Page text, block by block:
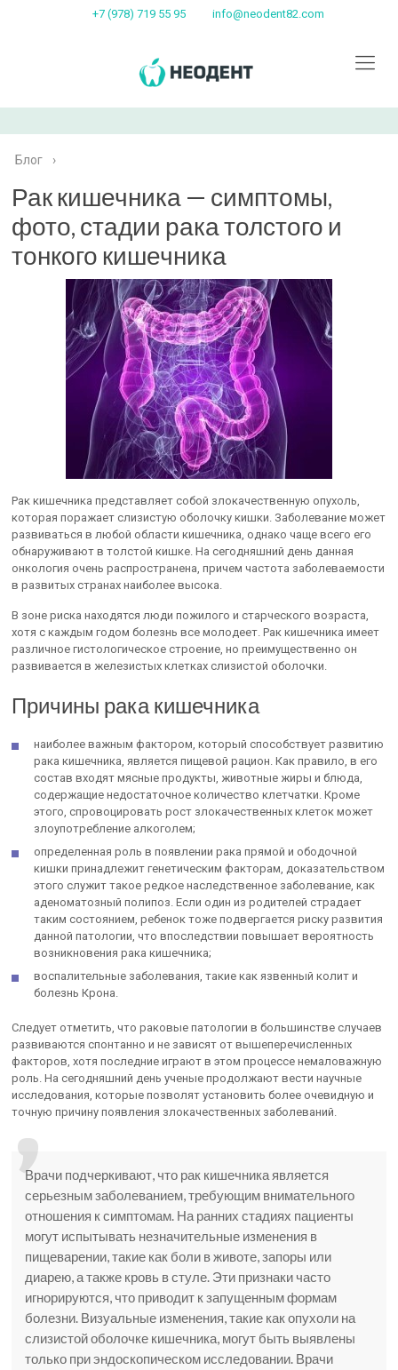
+7 (978) 719 55 95 info@neodent82.com
Блог ›
Рак кишечника — симптомы,
фото, стадии рака толстого и
тонкого кишечника
Рак кишечника представляет собой злокачественную опухоль,
которая поражает слизистую оболочку кишки. Заболевание может
развиваться в любой области кишечника, однако чаще всего его
обнаруживают в толстой кишке. На сегодняшний день данная
онкология очень распространена, причем частота заболеваемости
в развитых странах наиболее высока.
В зоне риска находятся люди пожилого и старческого возраста,
хотя с каждым годом болезнь все молодеет. Рак кишечника имеет
различное гистологическое строение, но преимущественно он
развивается в железистых клетках слизистой оболочки.
Причины рака кишечника
наиболее важным фактором, который способствует развитию
рака кишечника, является пищевой рацион. Как правило, в его
состав входят мясные продукты, животные жиры и блюда,
содержащие недостаточное количество клетчатки. Кроме
этого, спровоцировать рост злокачественных клеток может
злоупотребление алкоголем;
определенная роль в появлении рака прямой и ободочной
кишки принадлежит генетическим факторам, доказательством
этого служит такое редкое наследственное заболевание, как
аденоматозный полипоз. Если один из родителей страдает
таким состоянием, ребенок тоже подвергается риску развития
данной патологии, что впоследствии повышает вероятность
возникновения рака кишечника;
воспалительные заболевания, такие как язвенный колит и
болезнь Крона.
Следует отметить, что раковые патологии в большинстве случаев
развиваются спонтанно и не зависят от вышеперечисленных
факторов, хотя последние играют в этом процессе немаловажную
роль. На сегодняшний день ученые продолжают вести научные
исследования, которые позволят установить более очевидную и
точную причину появления злокачественных заболеваний.
Врачи подчеркивают, что рак кишечника является
серьезным заболеванием, требующим внимательного
отношения к симптомам. На ранних стадиях пациенты
могут испытывать незначительные изменения в
пищеварении, такие как боли в животе, запоры или
диарею, а также кровь в стуле. Эти признаки часто
игнорируются, что приводит к запущенным формам
болезни. Визуальные изменения, такие как опухоли на
слизистой оболочке кишечника, могут быть выявлены
только при эндоскопическом исследовании. Врачи